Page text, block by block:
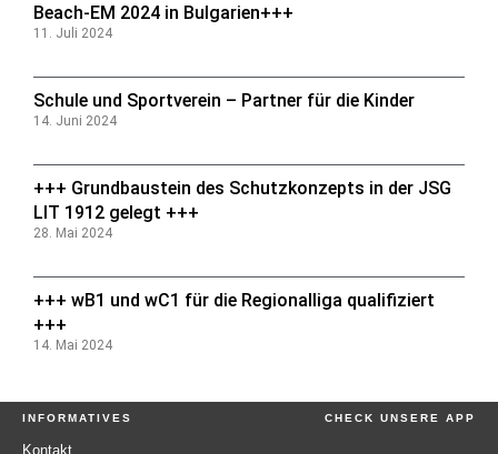
Beach-EM 2024 in Bulgarien+++
11. Juli 2024
Schule und Sportverein – Partner für die Kinder
14. Juni 2024
+++ Grundbaustein des Schutzkonzepts in der JSG
LIT 1912 gelegt +++
28. Mai 2024
+++ wB1 und wC1 für die Regionalliga qualifiziert
+++
14. Mai 2024
INFORMATIVES
Kontakt
CHECK UNSERE APP